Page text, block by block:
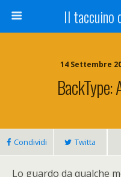
Il taccuino
14 Settembre
Condividi Twitta
Lo guardo da qualche